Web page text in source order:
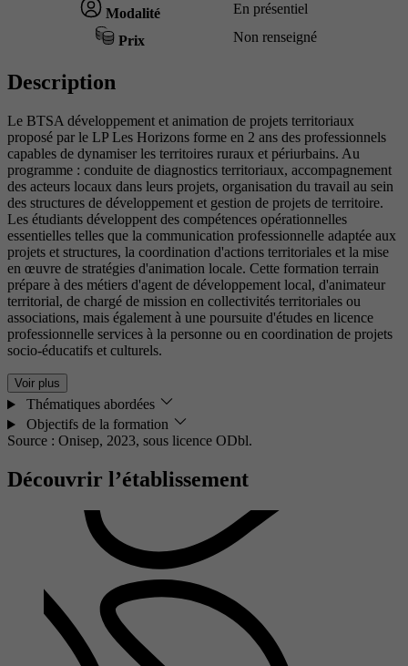
Modalité En présentiel
Prix Non renseigné
Description
Le BTSA développement et animation de projets territoriaux
proposé par le LP Les Horizons forme en 2 ans des professionnels
capables de dynamiser les territoires ruraux et périurbains. Au
programme : conduite de diagnostics territoriaux, accompagnement
des acteurs locaux dans leurs projets, organisation du travail au sein
des structures de développement et gestion de projets de territoire.
Les étudiants développent des compétences opérationnelles
essentielles telles que la communication professionnelle adaptée aux
projets et structures, la coordination d'actions territoriales et la mise
en œuvre de stratégies d'animation locale. Cette formation terrain
prépare à des métiers d'agent de développement local, d'animateur
territorial, de chargé de mission en collectivités territoriales ou
associations, mais également à une poursuite d'études en licence
professionnelle services à la personne ou en coordination de projets
socio-éducatifs et culturels.
Voir plus
Thématiques abordées
Objectifs de la formation
Source : Onisep, 2023, sous licence ODbl.
Découvrir l’établissement